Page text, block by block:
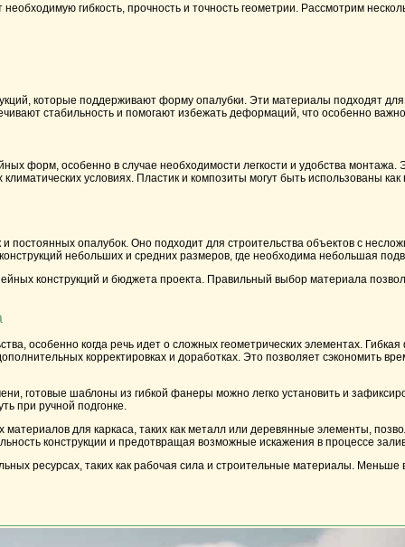
гибкость, прочность и точность геометрии. Рассмотрим
которые поддерживают форму опалубки. Эти материалы подходят
стабильность и помогают избежать деформаций, что особенно
форм, особенно в случае необходимости легкости и удобства
условиях. Пластик и композиты могут быть использованы как
опалубок. Оно подходит для строительства объектов с
небольших и средних размеров, где необходима небольшая
конструкций и бюджета проекта. Правильный выбор материала
особенно когда речь идет о сложных геометрических элементах.
корректировках и доработках. Это позволяет сэкономить
готовые шаблоны из гибкой фанеры можно легко установить и
при ручной подгонке.
для каркаса, таких как металл или деревянные элементы,
конструкции и предотвращая возможные искажения в процессе
ресурсах, таких как рабочая сила и строительные материалы. Меньше